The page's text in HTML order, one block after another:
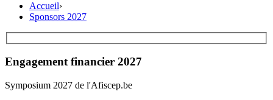
Accueil›
Sponsors 2027
Engagement financier 2027
Symposium 2027 de l'Afiscep.be